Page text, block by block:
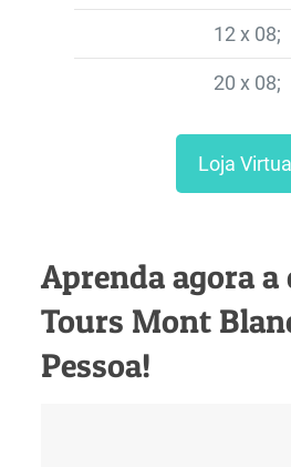
12 x 08;
20 x 08;
Loja
Aprenda agora a
Tours Mont
Pessoa!